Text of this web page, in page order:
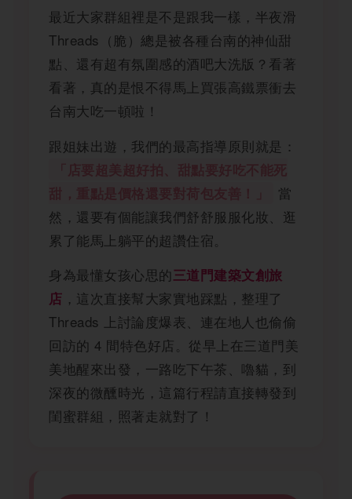
最近大家群組裡是不是跟我一樣，半夜滑
Threads（脆）總是被各種台南的神仙甜
點、還有超有氛圍感的酒吧大洗版？看著
看著，真的是恨不得馬上買張高鐵票衝去
台南大吃一頓啦！
跟姐妹出遊，我們的最高指導原則就是：
「店要超美超好拍、甜點要好吃不能死
甜，重點是價格還要對荷包友善！」
當
然，還要有個能讓我們舒舒服服化妝、逛
累了能馬上躺平的超讚住宿。
身為最懂女孩心思的三道門建築文創旅
店 ，這次直接幫大家實地踩點，整理了
Threads 上討論度爆表、連在地人也偷偷
回訪的 4 間特色好店。從早上在三道門美
美地醒來出發，一路吃下午茶、嚕貓，到
深夜的微醺時光，這篇行程請直接轉發到
閨蜜群組，照著走就對了！